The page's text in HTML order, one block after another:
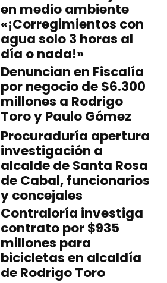
en medio ambiente
«¡Corregimientos con
agua solo 3 horas al
día o nada!»
Denuncian en Fiscalía
por negocio de $6.300
millones a Rodrigo
Toro y Paulo Gómez
Procuraduría apertura
investigación a
alcalde de Santa Rosa
de Cabal, funcionarios
y concejales
Contraloría investiga
contrato por $935
millones para
bicicletas en alcaldía
de Rodrigo Toro